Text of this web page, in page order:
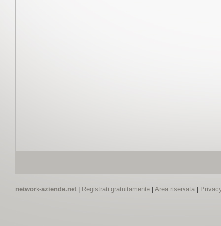
network-aziende.net| Registrati gratuitamente| Area riservata|